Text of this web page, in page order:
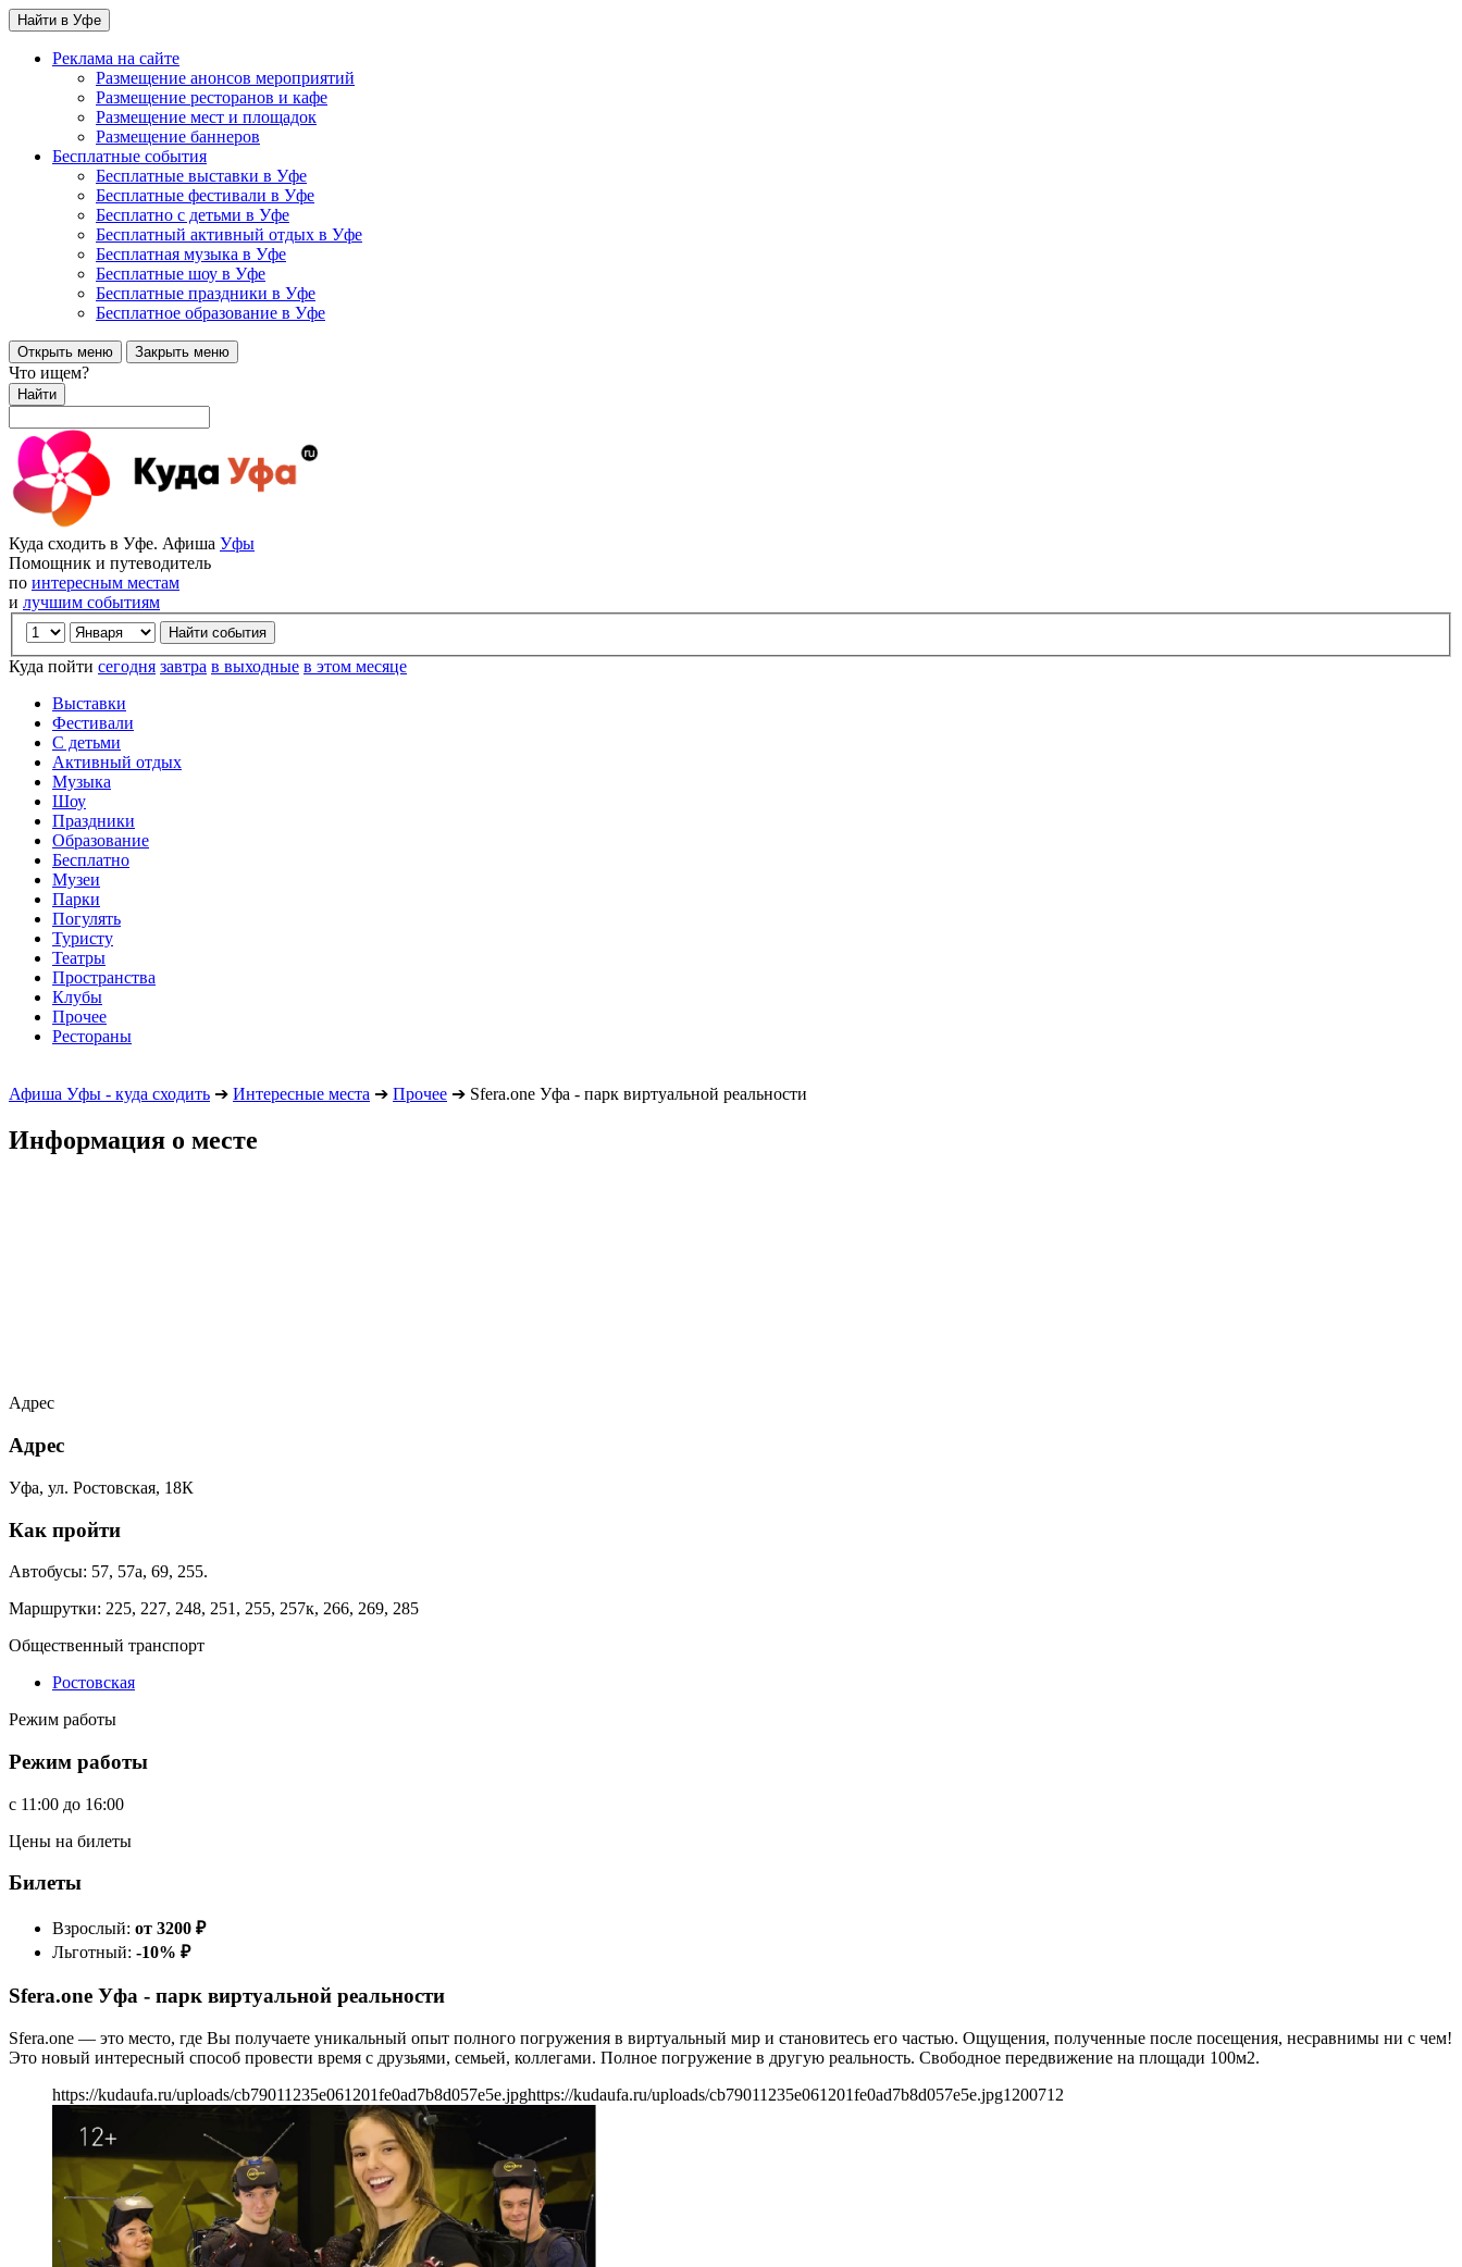
Найти в Уфе
Реклама на сайте
Размещение анонсов мероприятий
Размещение ресторанов и кафе
Размещение мест и площадок
Размещение баннеров
Бесплатные события
Бесплатные выставки в Уфе
Бесплатные фестивали в Уфе
Бесплатно с детьми в Уфе
Бесплатный активный отдых в Уфе
Бесплатная музыка в Уфе
Бесплатные шоу в Уфе
Бесплатные праздники в Уфе
Бесплатное образование в Уфе
Открыть меню Закрыть меню
Что ищем?
Найти
Куда сходить в Уфе. Афиша Уфы
Помощник и путеводитель
по интересным местам
и лучшим событиям
Куда пойти сегодня завтра в выходные в этом месяце
Выставки
Фестивали
С детьми
Активный отдых
Музыка
Шоу
Праздники
Образование
Бесплатно
Музеи
Парки
Погулять
Туристу
Театры
Пространства
Клубы
Прочее
Рестораны
Афиша Уфы - куда сходить ➔ Интересные места ➔ Прочее ➔ Sfera.one Уфа - парк виртуальной реальности
Информация о месте
Адрес
Адрес
Уфа, ул. Ростовская, 18К
Как пройти
Автобусы: 57, 57а, 69, 255.
Маршрутки: 225, 227, 248, 251, 255, 257к, 266, 269, 285
Общественный транспорт
Ростовская
Режим работы
Режим работы
c 11:00 до 16:00
Цены на билеты
Билеты
Взрослый: от 3200 ₽
Льготный: -10% ₽
Sfera.one Уфа - парк виртуальной реальности
Sfera.one — это место, где Вы получаете уникальный опыт полного погружения в виртуальный мир и становитесь его частью. Ощущения, полученные после посещения, несравнимы ни с чем!
Это новый интересный способ провести время с друзьями, семьей, коллегами. Полное погружение в другую реальность. Свободное передвижение на площади 100м2.
https://kudaufa.ru/uploads/cb79011235e061201fe0ad7b8d057e5e.jpghttps://kudaufa.ru/uploads/cb79011235e061201fe0ad7b8d057e5e.jpg1200712